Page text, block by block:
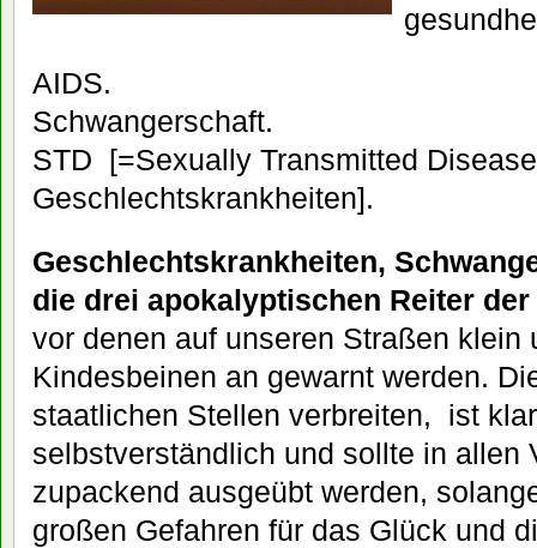
AIDS.
Schwangerschaft.
STD [=Sexually Transmitted
Geschlechtskrankheiten].
Geschlechtskrankheiten,
die drei apokalyptischen Reiter
vor denen auf unseren Straßen klein
Kindesbeinen an gewarnt werden.
staatlichen Stellen verbreiten, ist
selbstverständlich und sollte in allen
zupackend ausgeübt werden,
großen Gefahren für das Glück und